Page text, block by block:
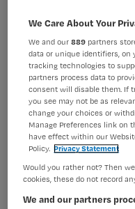
Begeleider
Maandag,Den
MBO
Niet nader bepaald
Vaste aanstelling
We Care About Your
We and our889 partners
data or unique identifiers, on
tracking technologies to
partners process data to
consent will disable them. If
you see may not be as
change your choices or
Manage Preferences link on
have effect within our
Policy. Privacy Statement
Would you rather not? Then
cookies, these do not record
We and our partners